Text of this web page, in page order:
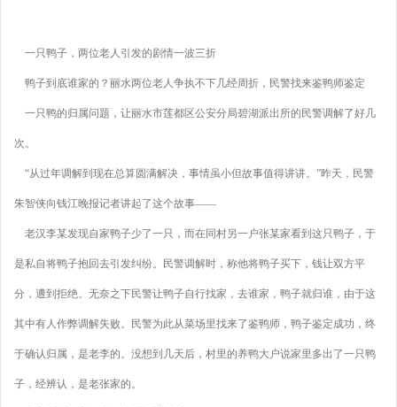
一只鸭子，两位老人引发的剧情一波三折
鸭子到底谁家的？丽水两位老人争执不下几经周折，民警找来鉴鸭师鉴定
一只鸭的归属问题，让丽水市莲都区公安分局碧湖派出所的民警调解了好几
次。
“从过年调解到现在总算圆满解决，事情虽小但故事值得讲讲。”昨天，民警
朱智侠向钱江晚报记者讲起了这个故事——
老汉李某发现自家鸭子少了一只，而在同村另一户张某家看到这只鸭子，于
是私自将鸭子抱回去引发纠纷。民警调解时，称他将鸭子买下，钱让双方平
分，遭到拒绝。无奈之下民警让鸭子自行找家，去谁家，鸭子就归谁，由于这
其中有人作弊调解失败。民警为此从菜场里找来了鉴鸭师，鸭子鉴定成功，终
于确认归属，是老李的。没想到几天后，村里的养鸭大户说家里多出了一只鸭
子，经辨认，是老张家的。